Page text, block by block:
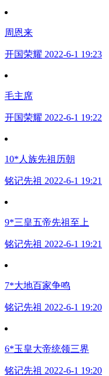
周恩来
开国荣耀 2022-6-1 19:23
毛主席
开国荣耀 2022-6-1 19:22
10*人族先祖历朝
铭记先祖 2022-6-1 19:21
9*三皇五帝先祖至上
铭记先祖 2022-6-1 19:21
7*大地百家争鸣
铭记先祖 2022-6-1 19:20
6*玉皇大帝统领三界
铭记先祖 2022-6-1 19:20